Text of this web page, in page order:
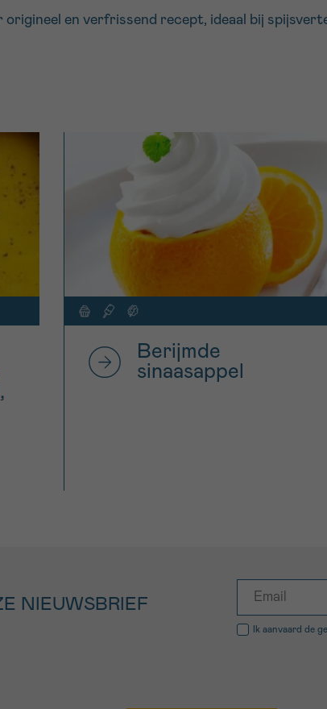
origineel en verfrissend recept, ideaal bij
Berijmde
sinaasappel
NIEUWSBRIEF
Ik aanvaard de